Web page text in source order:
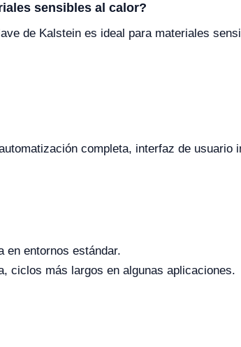
sensibles al calor?
de Kalstein es ideal para materiales
completa, interfaz de usuario
en entornos estándar.
ciclos más largos en algunas aplicaciones.